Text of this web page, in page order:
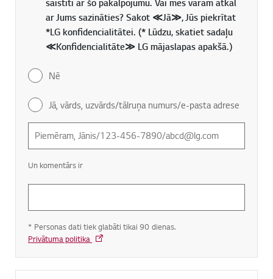
ar Jums sazināties? Sakot ≪Jā≫, Jūs piekrītat
*LG konfidencialitātei. (* Lūdzu, skatiet sadaļu
≪Konfidencialitāte≫ LG mājaslapas apakšā.)
Nē
Jā, vārds, uzvārds/tālruņa numurs/e-pasta adrese
Un komentārs ir
* Personas dati tiek glabāti tikai 90 dienas.
Privātuma politika